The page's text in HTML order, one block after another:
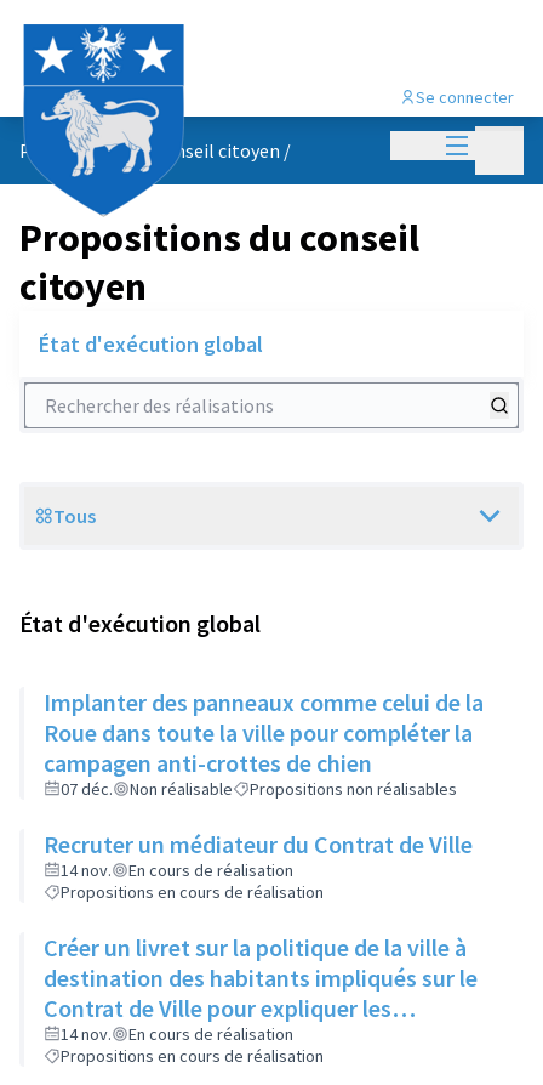
Menu
Se connecter
Propositions du conseil citoyen /
Propositions du conseil
citoyen
État d'exécution global
Rechercher des réalisations
Scope
Tous
État d'exécution global
Implanter des panneaux comme celui de la
Roue dans toute la ville pour compléter la
campagen anti-crottes de chien
07 déc. Non réalisable Propositions non réalisables
Recruter un médiateur du Contrat de Ville
14 nov.
En cours de réalisation
Propositions en cours de réalisation
Créer un livret sur la politique de la ville à
destination des habitants impliqués sur le
Contrat de Ville pour expliquer les
dispositifs, les termes techniques, les
abréviations et les projets
14 nov.
En cours de réalisation
Propositions en cours de réalisation